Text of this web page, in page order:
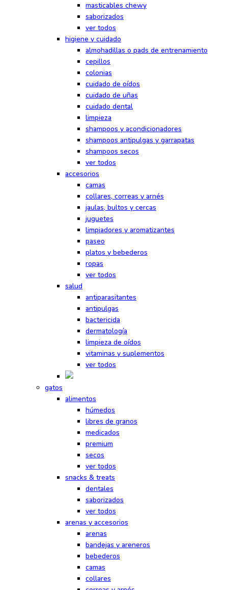
masticables chewy
saborizados
ver todos
higiene y cuidado
almohadillas o pads de entrenamiento
cepillos
colonias
cuidado de oídos
cuidado de uñas
cuidado dental
limpieza
shampoos y acondicionadores
shampoos antipulgas y garrapatas
shampoos secos
ver todos
accesorios
camas
collares, correas y arnés
jaulas, bultos y cercas
juguetes
limpiadores y aromatizantes
paseo
platos y bebederos
ropas
ver todos
salud
antiparasitantes
antipulgas
bactericida
dermatología
limpieza de oídos
vitaminas y suplementos
ver todos
gatos
alimentos
húmedos
libres de granos
medicados
premium
secos
ver todos
snacks & treats
dentales
saborizados
ver todos
arenas y accesorios
arenas
bandejas y areneros
bebederos
camas
collares